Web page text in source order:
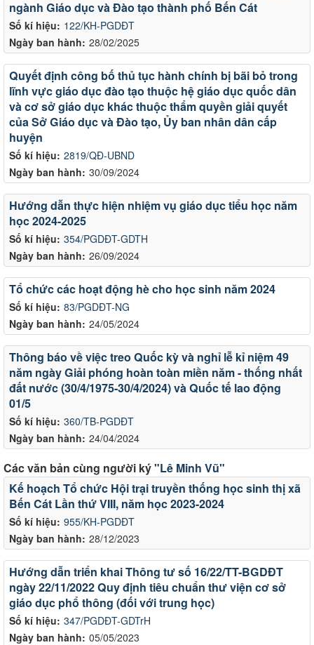
Số kí hiệu: 122/KH-PGDĐT
Ngày ban hành: 28/02/2025
ngành Giáo dục và Đào tạo thành phố Bến Cát
Số kí hiệu: 2819/QĐ-UBND
Ngày ban hành: 30/09/2024
Quyết định công bố thủ tục hành chính bị bãi bỏ trong
lĩnh vực giáo dục đào tạo thuộc hệ giáo dục quốc dân
và cơ sở giáo dục khác thuộc thẩm quyền giải quyết
của Sở Giáo dục và Đào tạo, Ủy ban nhân dân cấp
huyện
Số kí hiệu: 354/PGDĐT-GDTH
Ngày ban hành: 26/09/2024
Hướng dẫn thực hiện nhiệm vụ giáo dục tiểu học năm
học 2024-2025
Số kí hiệu: 83/PGDĐT-NG
Ngày ban hành: 24/05/2024
Tổ chức các hoạt động hè cho học sinh năm 2024
Số kí hiệu: 360/TB-PGDĐT
Ngày ban hành: 24/04/2024
Thông báo về việc treo Quốc kỳ và nghỉ lễ kỉ niệm 49
năm ngày Giải phóng hoàn toàn miền năm - thống nhất
đất nước (30/4/1975-30/4/2024) và Quốc tế lao động
01/5
Các văn bản cùng người ký"Lê Minh Vũ"
Số kí hiệu: 955/KH-PGDĐT
Ngày ban hành: 28/12/2023
Kế hoạch Tổ chức Hội trại truyền thống học sinh thị xã
Bến Cát Lần thứ VIII, năm học 2023-2024
Số kí hiệu: 347/PGDĐT-GDTrH
Ngày ban hành: 05/05/2023
Hướng dẫn triển khai Thông tư số 16/22/TT-BGDĐT
ngày 22/11/2022 Quy định tiêu chuẩn thư viện cơ sở
giáo dục phổ thông (đối với trung học)